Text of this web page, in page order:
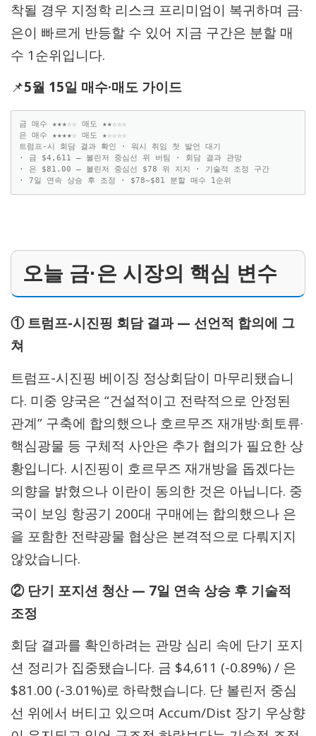
착될 경우 지정학 리스크 프리미엄이 복귀하며 금·
은이 빠르게 반등할 수 있어 지금 구간은 분할 매
수 1순위입니다.
📌5월 15일 매수·매도 가이드
금 매수 ★★★☆☆ 매도 ★★☆☆☆
은 매수 ★★★★☆ 매도 ★☆☆☆☆
트럼프-시 회담 결과 확인 · 워시 취임 첫 발언 대기
· 금 $4,611 — 볼린저 중심선 위 버팀 · 회담 결과 관망
· 은 $81.00 — 볼린저 중심선 $78 위 지지 · 기술적 조정 구간
· 7일 연속 상승 후 조정 · $78~$81 분할 매수 1순위
오늘 금·은 시장의 핵심 변수
① 트럼프-시진핑 회담 결과 — 선언적 합의에 그
쳐
트럼프-시진핑 베이징 정상회담이 마무리됐습니
다. 미중 양국은 “건설적이고 전략적으로 안정된
관계” 구축에 합의했으나 호르무즈 재개방·희토류·
핵심광물 등 구체적 사안은 추가 협의가 필요한 상
황입니다. 시진핑이 호르무즈 재개방을 돕겠다는
의향을 밝혔으나 이란이 동의한 것은 아닙니다. 중
국이 보잉 항공기 200대 구매에는 합의했으나 은
을 포함한 전략광물 협상은 본격적으로 다뤄지지
않았습니다.
② 단기 포지션 청산 — 7일 연속 상승 후 기술적
조정
회담 결과를 확인하려는 관망 심리 속에 단기 포지
션 정리가 집중됐습니다. 금 $4,611 (-0.89%) / 은
$81.00 (-3.01%)로 하락했습니다. 단 볼린저 중심
선 위에서 버티고 있으며 Accum/Dist 장기 우상향